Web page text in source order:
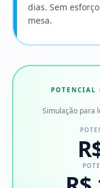
dias. Sem
mesa.
POTENCIAL
Simulação para